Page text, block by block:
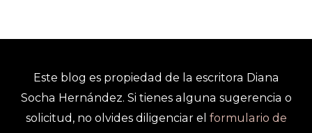
Este blog es propiedad de la escritora Diana
Socha Hernández. Si tienes alguna sugerencia o
solicitud, no olvides diligenciar el formulario de